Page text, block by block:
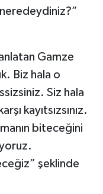
Gamze
Biz hala o
Siz hala
kayıtsızsınız.
biteceğini
şeklinde